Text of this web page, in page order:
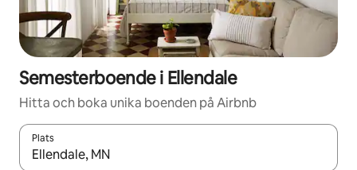
Semesterboende i Ellendale
Hitta och boka unika boenden på Airbnb
Plats
När resultaten är tillgängliga kan du navigera med upp- och